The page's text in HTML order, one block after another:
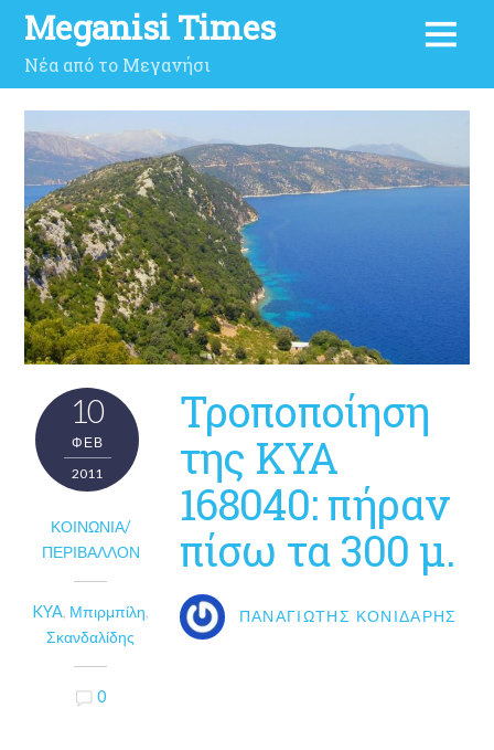
Meganisi Times
Νέα από το Μεγανήσι
10
ΦΕΒ
2011
ΚΟΙΝΩΝΊΑ/
ΠΕΡΙΒΆΛΛΟΝ
KYA, Μπιρμπίλη,
Σκανδαλίδης
0
Τροποποίηση
της ΚΥΑ
168040: πήραν
πίσω τα 300 μ.
ΠΑΝΑΓΙΏΤΗΣ ΚΟΝΙΔΆΡΗΣ